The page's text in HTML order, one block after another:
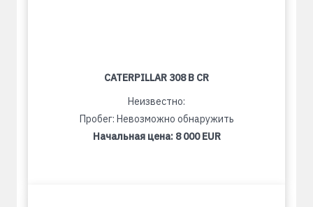
CATERPILLAR 308 B CR
Неизвестно:
Пробег: Невозможно обнаружить
Начальная цена: 8 000 EUR